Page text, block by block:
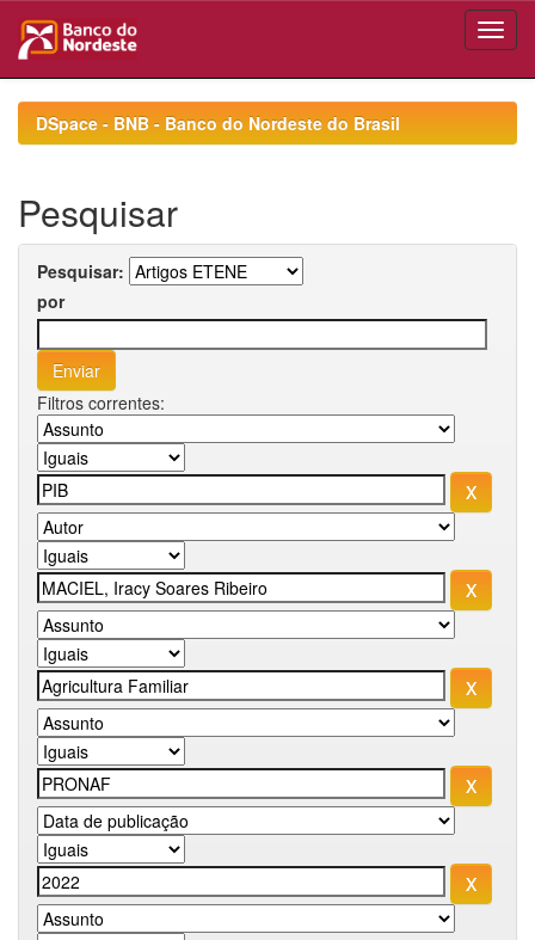
navigationDSpace - BNB - Banco do Nordeste do Brasil
Pesquisar
Pesquisar:
por
Filtros correntes: